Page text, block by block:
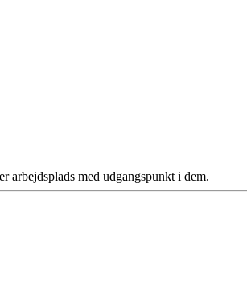
arbejdsplads med udgangspunkt i dem.